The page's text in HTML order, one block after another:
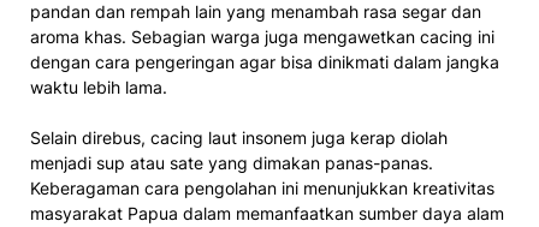
pandan dan rempah lain yang menambah rasa segar dan
aroma khas. Sebagian warga juga mengawetkan cacing ini
dengan cara pengeringan agar bisa dinikmati dalam jangka
waktu lebih lama.
Selain direbus, cacing laut insonem juga kerap diolah
menjadi sup atau sate yang dimakan panas-panas.
Keberagaman cara pengolahan ini menunjukkan kreativitas
masyarakat Papua dalam memanfaatkan sumber daya alam